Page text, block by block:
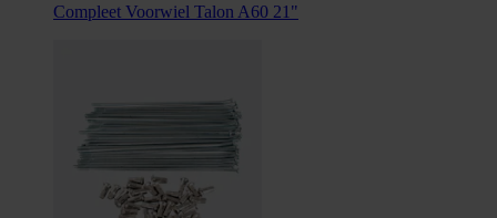
Compleet Voorwiel Talon A60 21"